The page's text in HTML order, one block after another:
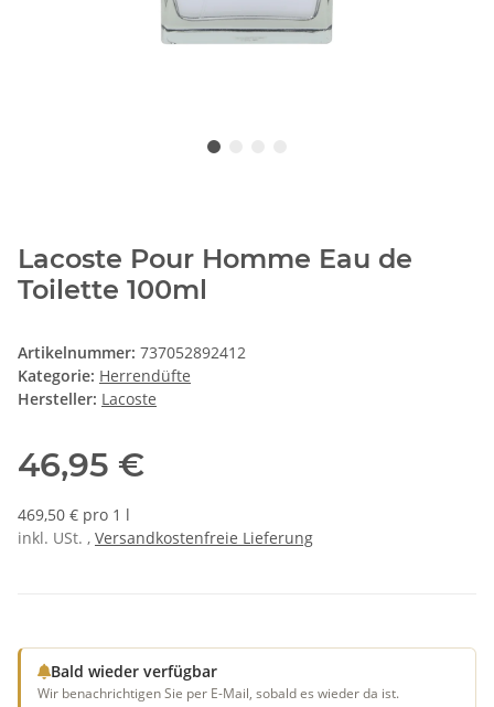
Lacoste Pour Homme Eau de
Toilette 100ml
Artikelnummer: 737052892412
Kategorie: Herrendüfte
Hersteller: Lacoste
46,95 €
469,50 € pro 1 l
inkl. USt. , Versandkostenfreie Lieferung
Bald wieder verfügbar
Wir benachrichtigen Sie per E-Mail, sobald es wieder da ist.